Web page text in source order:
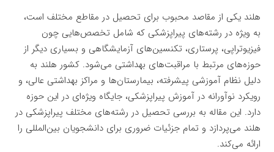
هلند یکی از مقاصد محبوب برای تحصیل در مقاطع مختلف است،
به ویژه در رشته‌های پیراپزشکی که شامل تخصص‌هایی چون
فیزیوتراپی، پرستاری، تکنسین‌های آزمایشگاهی و بسیاری دیگر از
حوزه‌های مرتبط با مراقبت‌های بهداشتی می‌شود. کشور هلند به
دلیل نظام آموزشی پیشرفته، بیمارستان‌ها و مراکز بهداشتی عالی، و
رویکرد نوآورانه در آموزش پیراپزشکی، جایگاه ویژه‌ای در این حوزه
دارد. این مقاله به بررسی تحصیل در رشته‌های مختلف پیراپزشکی در
هلند می‌پردازد و تمام جزئیات ضروری برای دانشجویان بین‌المللی را
ارائه می‌کند.